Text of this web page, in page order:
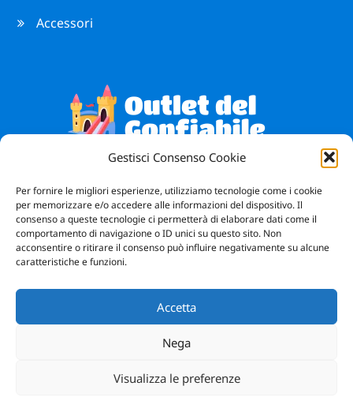
Gestisci Consenso Cookie
Per fornire le migliori esperienze, utilizziamo tecnologie come i cookie
per memorizzare e/o accedere alle informazioni del dispositivo. Il
consenso a queste tecnologie ci permetterà di elaborare dati come il
comportamento di navigazione o ID unici su questo sito. Non
acconsentire o ritirare il consenso può influire negativamente su alcune
caratteristiche e funzioni.
Accetta
Nega
Visualizza le preferenze
Accessori
Vendita Giochi Gonfiabili
Bergamo
Facebook Instagram WhatsApp
Outlet del Gonfiabile Copyright © 2023